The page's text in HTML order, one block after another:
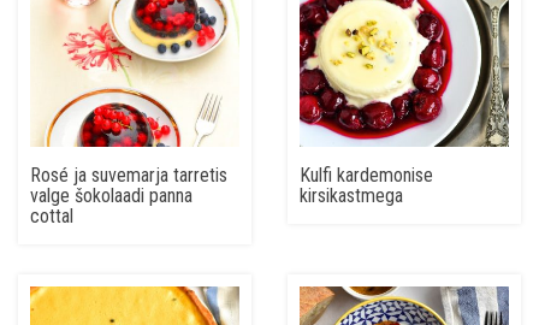
Rosé ja suvemarja tarretis
valge šokolaadi panna
cottal
Kulfi kardemonise
kirsikastmega